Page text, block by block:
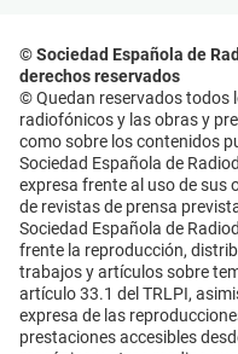
© Sociedad Española de
derechos reservados
© Quedan reservados todos
radiofónicos y las obras y
como sobre los contenidos
Sociedad Española de
expresa frente al uso de sus
de revistas de prensa
Sociedad Española de
frente la reproducción,
trabajos y artículos sobre
artículo 33.1 del TRLPI,
expresa de las
prestaciones accesibles